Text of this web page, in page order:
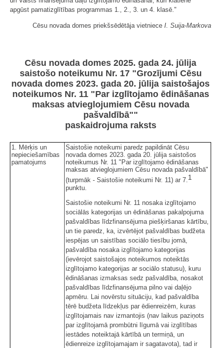
apgūst pamatizglītības programmas 1., 2., 3. un 4. klasē."
Cēsu novada domes priekšsēdētāja vietniece I. Suija-Markova
Cēsu novada domes 2025. gada 24. jūlija
saistošo noteikumu Nr. 17 "Grozījumi Cēsu
novada domes 2023. gada 20. jūlija saistošajos
noteikumos Nr. 11 "Par izglītojamo ēdināšanas
maksas atvieglojumiem Cēsu novada
pašvaldībā""
paskaidrojuma raksts
1. Mērķis un
nepieciešamības
pamatojums
Saistošie noteikumi paredz papildināt Cēsu
novada domes 2023. gada 20. jūlija saistošos
noteikumus Nr. 11 "Par izglītojamo ēdināšanas
maksas atvieglojumiem Cēsu novada pašvaldībā"
(turpmāk - Saistošie noteikumi Nr. 11) ar 7.1
punktu.
Saistošie noteikumi Nr. 11 nosaka izglītojamo
sociālās kategorijas un ēdināšanas pakalpojuma
pašvaldības līdzfinansējuma piešķiršanas kārtību,
un tie paredz, ka, izvērtējot pašvaldības budžeta
iespējas un saistības sociālo tiesību jomā,
pašvaldība nosaka izglītojamo kategorijas
(ievērojot saistošajos noteikumos noteiktās
izglītojamo kategorijas ar sociālo statusu), kuru
ēdināšanas izmaksas sedz pašvaldība, nosakot
pašvaldības līdzfinansējuma pilno vai daļējo
apmēru. Lai novērstu situāciju, kad pašvaldība
tērē budžeta līdzekļus par ēdienreizēm, kuras
izglītojamais nav izmantojis (nav laikus paziņots
par izglītojamā prombūtni līgumā vai izglītības
iestādes noteiktajā kārtībā un termiņā, un
ēdienreize izglītojamajam ir sagatavota), tad ir